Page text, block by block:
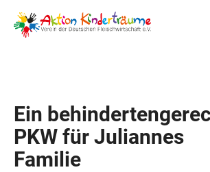
Inhalt
springen
Ein
PKW für Juliannes
Familie